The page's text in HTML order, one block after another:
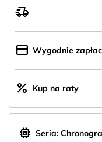
delivery_truck_speed
credit_card Wygodnie
percent Kup na raty
memory Seria: